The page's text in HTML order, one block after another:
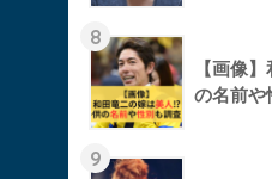
8
【画像
の名前や
9